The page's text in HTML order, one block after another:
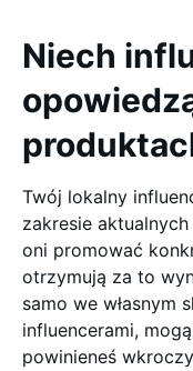
Niech
Twój lokalny
zakresie
oni promować
otrzymują za to
samo we własnym
influencerami,
powinieneś